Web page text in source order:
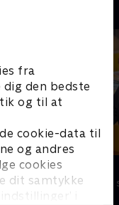
fra
den bedste
og til at
cookie-data til
og andres
cookies
dit samtykke
i
Lykkehjulet
Quiz-shows •